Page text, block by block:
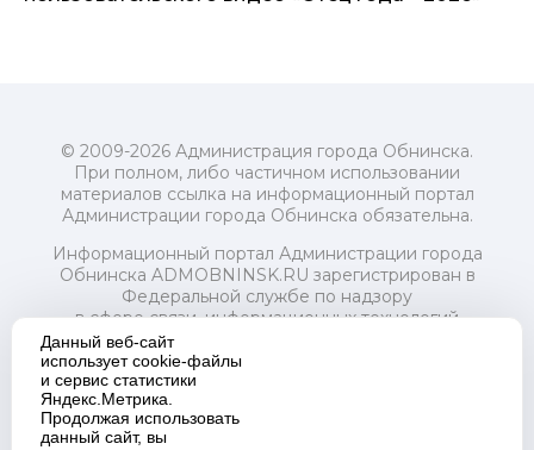
© 2009-2026 Администрация города Обнинска.
При полном, либо частичном использовании
материалов ссылка на информационный портал
Администрации города Обнинска обязательна.
Информационный портал Администрации города
Обнинска ADMOBNINSK.RU зарегистрирован в
Федеральной службе по надзору
в сфере связи, информационных технологий
и массовых коммуникаций (Роскомнадзор) 24 июля
2018 года.
Свидетельство о регистрации Эл № ФС77-73321
Учредитель: Администрация (исполнительно-
распорядительный орган) городского округа "Город
Данный веб-сайт
использует cookie-файлы
и сервис статистики
Яндекс.Метрика.
Продолжая использовать
данный сайт, вы